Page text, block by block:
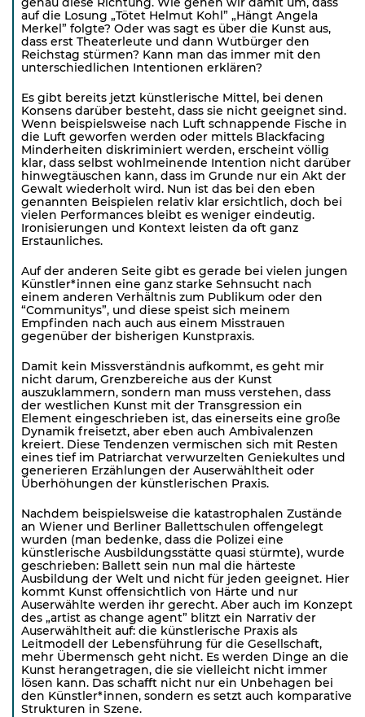
auf die Losung „Tötet Helmut Kohl” „Hängt Angela
Merkel” folgte? Oder was sagt es über die Kunst aus,
dass erst Theaterleute und dann Wutbürger den
Reichstag stürmen? Kann man das immer mit den
unterschiedlichen Intentionen erklären?
Es gibt bereits jetzt künstlerische Mittel, bei denen
Konsens darüber besteht, dass sie nicht geeignet sind.
Wenn beispielsweise nach Luft schnappende Fische in
die Luft geworfen werden oder mittels Blackfacing
Minderheiten diskriminiert werden, erscheint völlig
klar, dass selbst wohlmeinende Intention nicht darüber
hinwegtäuschen kann, dass im Grunde nur ein Akt der
Gewalt wiederholt wird. Nun ist das bei den eben
genannten Beispielen relativ klar ersichtlich, doch bei
vielen Performances bleibt es weniger eindeutig.
Ironisierungen und Kontext leisten da oft ganz
Erstaunliches.
Auf der anderen Seite gibt es gerade bei vielen jungen
Künstler*innen eine ganz starke Sehnsucht nach
einem anderen Verhältnis zum Publikum oder den
“Communitys”, und diese speist sich meinem
Empfinden nach auch aus einem Misstrauen
gegenüber der bisherigen Kunstpraxis.
Damit kein Missverständnis aufkommt, es geht mir
nicht darum, Grenzbereiche aus der Kunst
auszuklammern, sondern man muss verstehen, dass
der westlichen Kunst mit der Transgression ein
Element eingeschrieben ist, das einerseits eine große
Dynamik freisetzt, aber eben auch Ambivalenzen
kreiert. Diese Tendenzen vermischen sich mit Resten
eines tief im Patriarchat verwurzelten Geniekultes und
generieren Erzählungen der Auserwähltheit oder
Überhöhungen der künstlerischen Praxis.
Nachdem beispielsweise die katastrophalen Zustände
an Wiener und Berliner Ballettschulen offengelegt
wurden (man bedenke, dass die Polizei eine
künstlerische Ausbildungsstätte quasi stürmte), wurde
geschrieben: Ballett sein nun mal die härteste
Ausbildung der Welt und nicht für jeden geeignet. Hier
kommt Kunst offensichtlich von Härte und nur
Auserwählte werden ihr gerecht. Aber auch im Konzept
des „artist as change agent” blitzt ein Narrativ der
Auserwähltheit auf: die künstlerische Praxis als
Leitmodell der Lebensführung für die Gesellschaft,
mehr Übermensch geht nicht. Es werden Dinge an die
Kunst herangetragen, die sie vielleicht nicht immer
lösen kann. Das schafft nicht nur ein Unbehagen bei
den Künstler*innen, sondern es setzt auch komparative
Strukturen in Szene.